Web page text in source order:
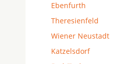
Ebenfurth
Theresienfeld
Wiener Neustadt
Katzelsdorf